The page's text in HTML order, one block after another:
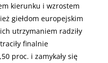
kierunku i wzrostem
giełdom europejskim
utrzymaniem radziły
finalnie
proc. i zamykały się